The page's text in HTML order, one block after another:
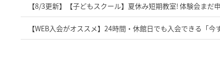
【8/3更新】【子どもスクール】夏休み短期教室! 体験会まだ
【WEB入会がオススメ】24時間・休館日でも入会できる「